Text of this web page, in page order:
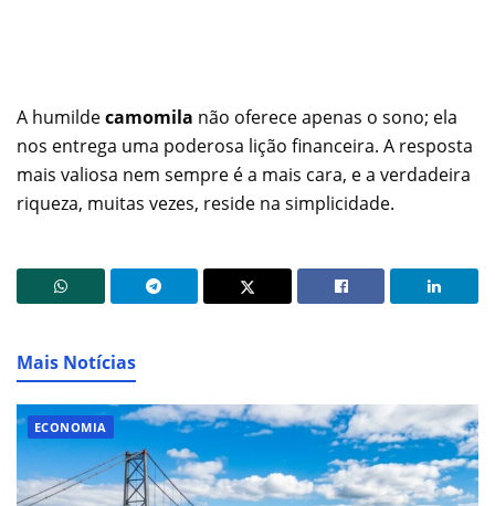
A humildecamomila não oferece apenas o sono; ela
nos entrega uma poderosa lição financeira. A resposta
mais valiosa nem sempre é a mais cara, e a verdadeira
riqueza, muitas vezes, reside na simplicidade.
Mais Notícias
ECONOMIA